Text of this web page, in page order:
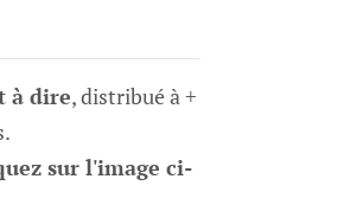
à dire, distribué à +
sur l'image ci-